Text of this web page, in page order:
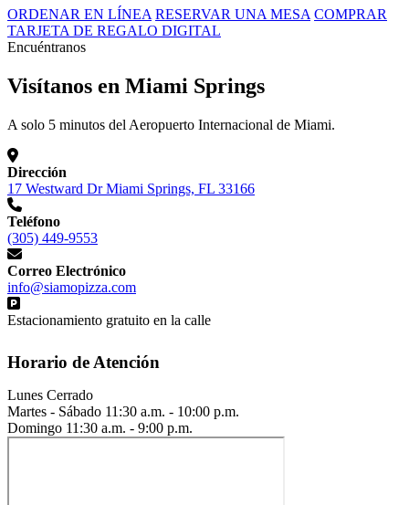
ORDENAR EN LÍNEA RESERVAR UNA MESA COMPRAR
TARJETA DE REGALO DIGITAL
Encuéntranos
Visítanos en Miami Springs
A solo 5 minutos del Aeropuerto Internacional de Miami.
Dirección
17 Westward Dr Miami Springs, FL 33166
Teléfono
(305) 449-9553
Correo Electrónico
info@siamopizza.com
Estacionamiento gratuito en la calle
Horario de Atención
Lunes Cerrado
Martes - Sábado 11:30 a.m. - 10:00 p.m.
Domingo 11:30 a.m. - 9:00 p.m.